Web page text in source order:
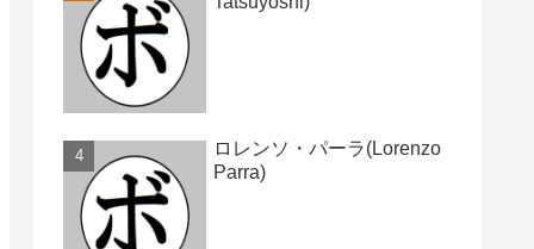
ロレンソ・パーラ(Lorenzo
Parra)